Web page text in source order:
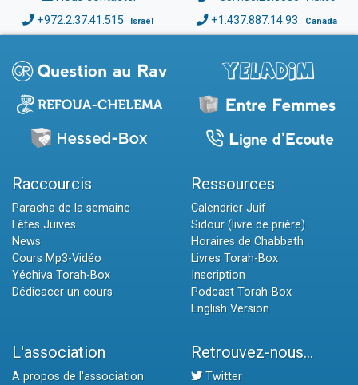
+972.2.37.41.515 Israël +1.437.887.14.93 Canada
Raccourcis
Paracha de la semaine
Fêtes Juives
News
Cours Mp3-Vidéo
Yéchiva Torah-Box
Dédicacer un cours
Ressources
Calendrier Juif
Sidour (livre de prière)
Horaires de Chabbath
Livres Torah-Box
Inscription
Podcast Torah-Box
English Version
L'association
A propos de l'association
Retrouvez-nous...
Twitter